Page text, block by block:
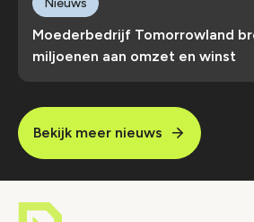
Moederbedrijf Tomorrowland
miljoenen aan omzet en winst
Bekijk meer nieuws